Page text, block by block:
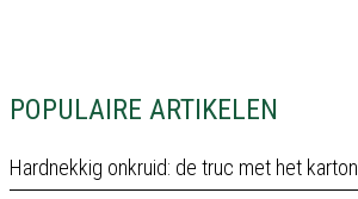
POPULAIRE ARTIKELEN
Hardnekkig onkruid: de truc met het karton